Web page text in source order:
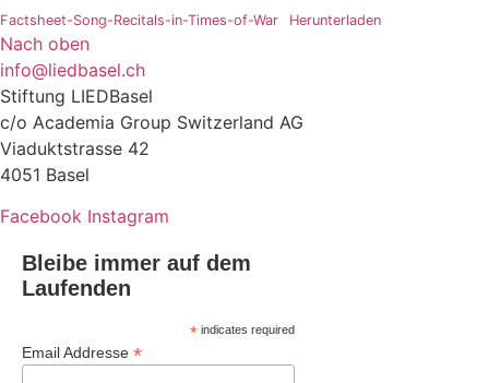
Factsheet-Song-Recitals-in-Times-of-War Herunterladen
Nach oben
info@liedbasel.ch
Stiftung LIEDBasel
c/o Academia Group Switzerland AG
Viaduktstrasse 42
4051 Basel
Facebook Instagram
Bleibe immer auf dem
Laufenden
*indicates required
Email Addresse *